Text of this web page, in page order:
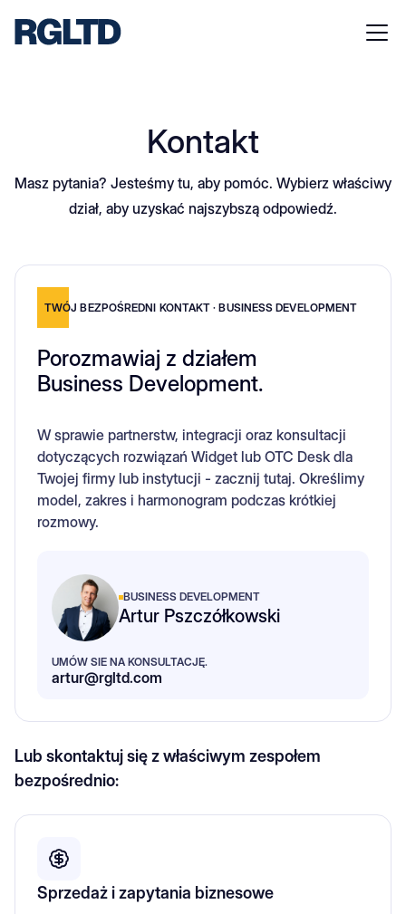
Kontakt
Masz pytania? Jesteśmy tu, aby pomóc. Wybierz właściwy
dział, aby uzyskać najszybszą odpowiedź.
TWÓJ BEZPOŚREDNI KONTAKT · BUSINESS DEVELOPMENT
Porozmawiaj z działem
Business Development.
W sprawie partnerstw, integracji oraz konsultacji
dotyczących rozwiązań Widget lub OTC Desk dla
Twojej firmy lub instytucji - zacznij tutaj. Określimy
model, zakres i harmonogram podczas krótkiej
rozmowy.
BUSINESS DEVELOPMENT
Artur Pszczółkowski
UMÓW SIE NA KONSULTACJĘ.
artur@rgltd.com
Lub skontaktuj się z właściwym zespołem
bezpośrednio:
Sprzedaż i zapytania biznesowe